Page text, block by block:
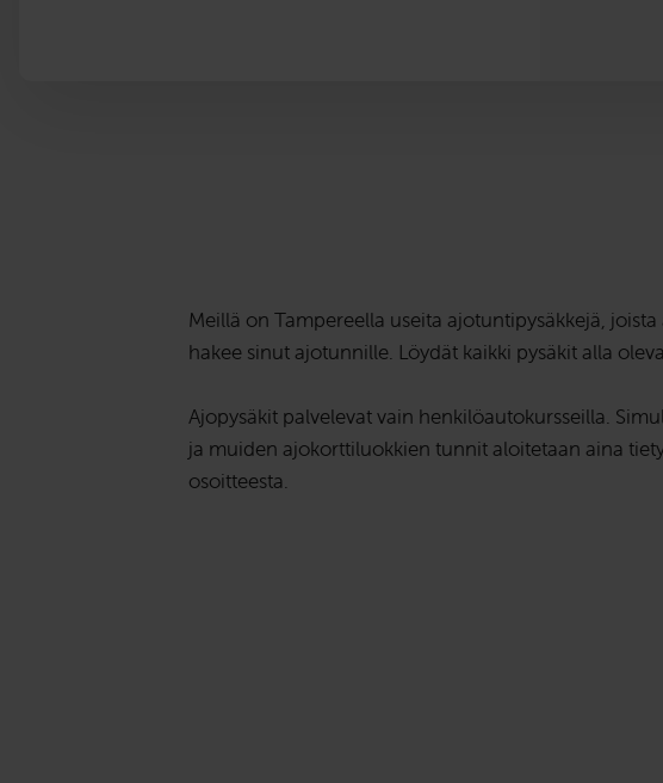
Meillä on Tampereella useita ajotuntipysäkkejä,
hakee sinut ajotunnille. Löydät kaikki pysäkit alla
Ajopysäkit palvelevat vain henkilöautokursseilla.
ja muiden ajokorttiluokkien tunnit aloitetaan aina
osoitteesta.